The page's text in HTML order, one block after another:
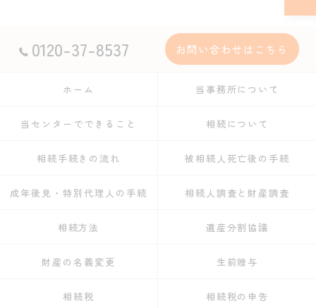
0120-37-8537 お問い合わせはこちら
ホーム 当事務所について
当センターでできること 相続について
相続手続きの流れ 被相続人死亡後の手続
成年後見・特別代理人の手続 相続人調査と財産調査
相続方法 遺産分割協議
財産の名義変更 生前贈与
相続税 相続税の申告